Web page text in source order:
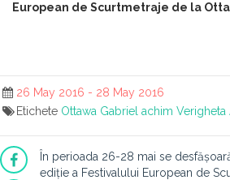
European de Scurtmetraje de la
26 May 2016 - 28 May 2016
Etichete Ottawa Gabriel achim Verigheta
În perioada 26-28 mai se
ediție a Festivalului European de